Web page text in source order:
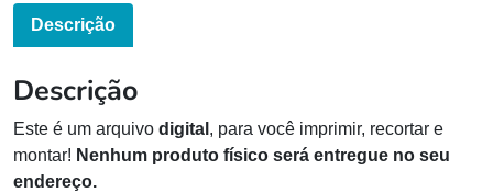
Descrição
Descrição
Este é um arquivo digital , para você imprimir, recortar e
montar! Nenhum produto físico será entregue no seu
endereço.